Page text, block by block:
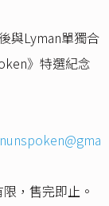
與Lyman單獨合
》特選紀念
，售完即止。